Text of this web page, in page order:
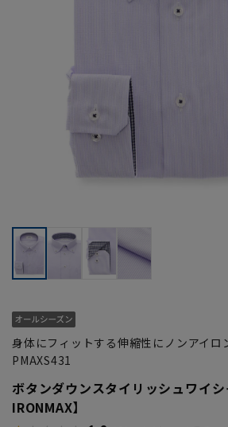
身体にフィットする伸縮性にノンアイロ
PMAXS431
ボタンダウンスタイリッシュワイ
IRONMAX】